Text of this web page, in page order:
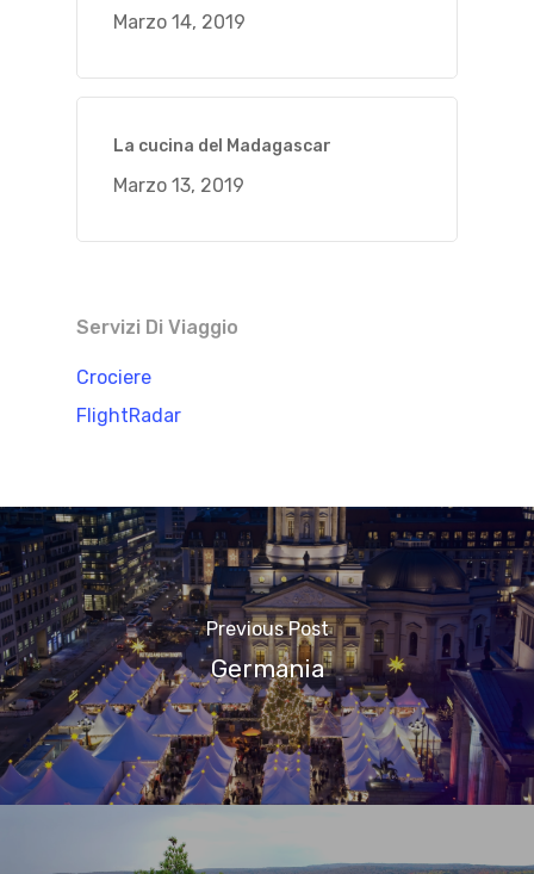
Marzo 14, 2019
La cucina del Madagascar
Marzo 13, 2019
Servizi Di Viaggio
Crociere
FlightRadar
Previous Post
Germania